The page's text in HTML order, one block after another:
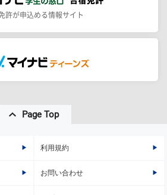
許が申込める情報サイト
Page Top
利用規約
お問い合わせ